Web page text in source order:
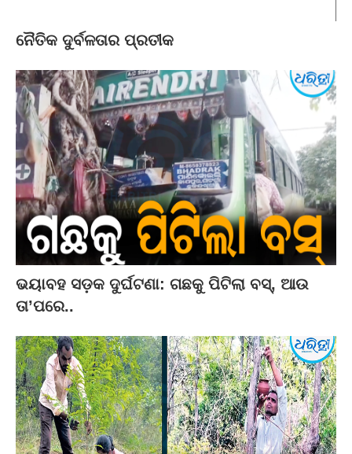
ନୈତିକ ଦୁର୍ବଳତାର ପ୍ରତୀକ
ଭୟାବହ ସଡ଼କ ଦୁର୍ଘଟଣା: ଗଛକୁ ପିଟିଲା ବସ୍‌, ଆଉ
ତା’ପରେ..